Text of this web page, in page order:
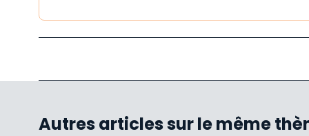
Autres articles sur le même